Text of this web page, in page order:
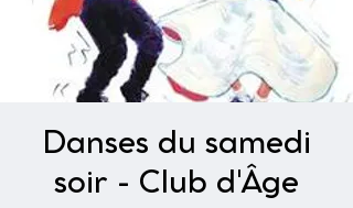
Danses du samedi
soir - Club d'Âge